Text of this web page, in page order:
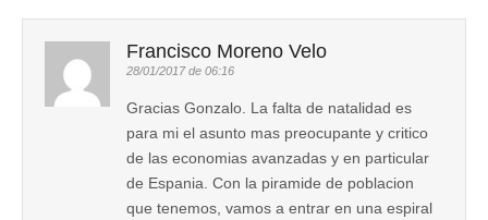
Francisco Moreno Velo
28/01/2017 de 06:16
Gracias Gonzalo. La falta de natalidad es
para mi el asunto mas preocupante y critico
de las economias avanzadas y en particular
de Espania. Con la piramide de poblacion
que tenemos, vamos a entrar en una espiral